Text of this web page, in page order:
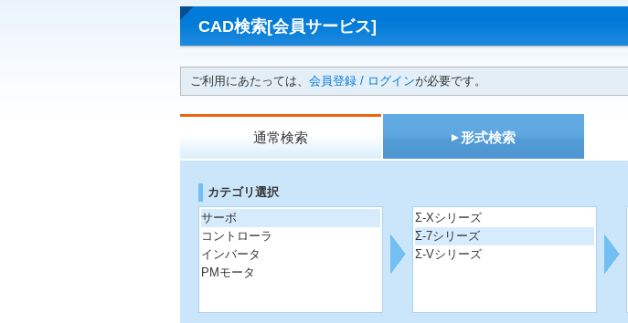
CAD検索[会員サービス]
ご利用にあたっては、 会員登録 / ログインが必要です。
通常検索 形式検索
カテゴリ選択
サーボ
コントローラ
インバータ
PMモータ
Σ-Xシリーズ
Σ-7シリーズ
Σ-Vシリーズ